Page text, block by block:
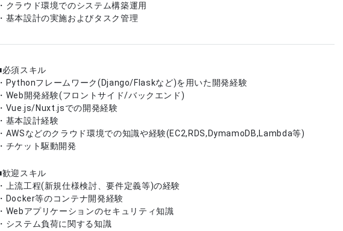
・クラウド環境でのシステム構築運用
・基本設計の実施およびタスク管理
必須スキル
・Pythonフレームワーク(Django/Flaskなど)を用いた開発経験
・Web開発経験(フロントサイド/バックエンド)
・Vue.js/Nuxt.jsでの開発経験
・基本設計経験
・AWSなどのクラウド環境での知識や経験(EC2,RDS,DymamoDB,Lambda等)
・チケット駆動開発
歓迎スキル
・上流工程(新規仕様検討、要件定義等)の経験
・Docker等のコンテナ開発経験
・Webアプリケーションのセキュリティ知識
・システム負荷に関する知識